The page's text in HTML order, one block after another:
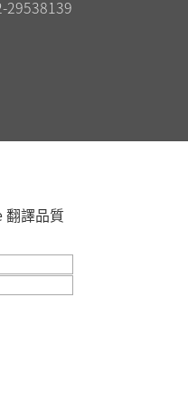
29538139
翻譯品質